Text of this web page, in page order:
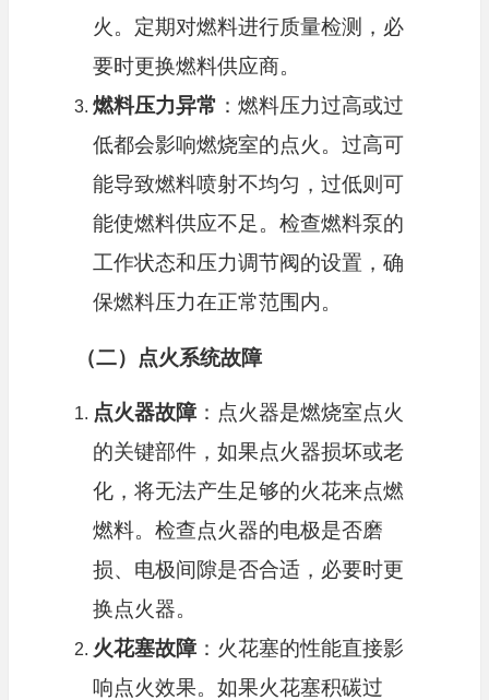
火。定期对燃料进行质量检测，必
要时更换燃料供应商。
燃料压力异常 ：燃料压力过高或过
低都会影响燃烧室的点火。过高可
能导致燃料喷射不均匀，过低则可
能使燃料供应不足。检查燃料泵的
工作状态和压力调节阀的设置，确
保燃料压力在正常范围内。
（二）点火系统故障
点火器故障：点火器是燃烧室点火
的关键部件，如果点火器损坏或老
化，将无法产生足够的火花来点燃
燃料。检查点火器的电极是否磨
损、电极间隙是否合适，必要时更
换点火器。
火花塞故障：火花塞的性能直接影
响点火效果。如果火花塞积碳过